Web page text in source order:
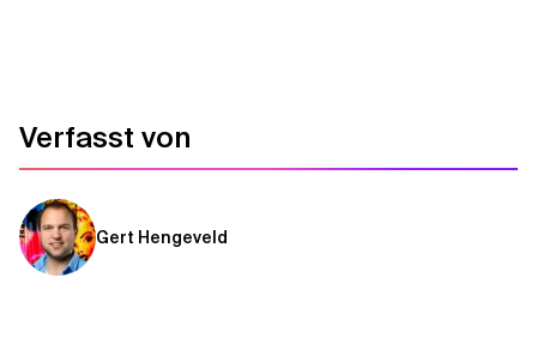
Verfasst von
Gert Hengeveld